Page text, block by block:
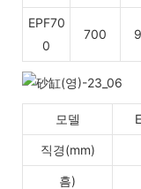
EPF70
0
700
모델
직경(mm)
흠)